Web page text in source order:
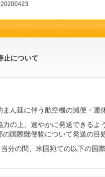
止について
ん延に伴う航空機の減便・
の上、速やかに発送できる
国際郵便物について発送の目
分の間、米国宛ての以下の